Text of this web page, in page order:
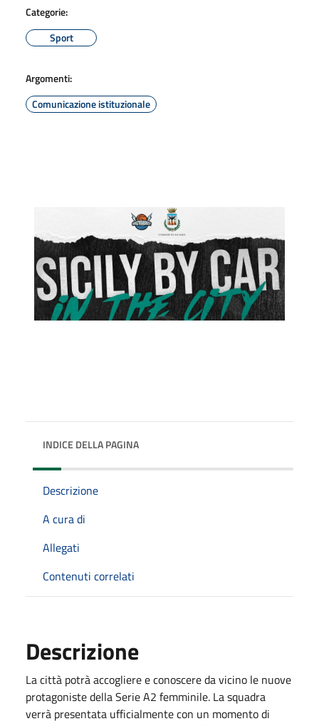
Categorie:
Sport
Argomenti:
Comunicazione istituzionale
INDICE DELLA PAGINA
Descrizione
A cura di
Allegati
Contenuti correlati
Descrizione
La città potrà accogliere e conoscere da vicino le nuove
protagoniste della Serie A2 femminile. La squadra
verrà presentata ufficialmente con un momento di